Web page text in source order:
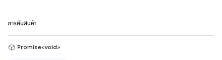
การคืนสินค้า
Promise<void>